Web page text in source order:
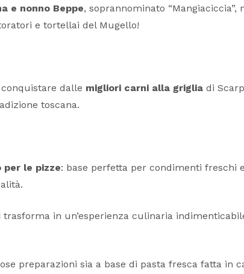
e nonno Beppe, soprannominato “Mangiaciccia”,
e tortellai del Mugello!
dalle migliori carni alla griglia di
toscana.
per le pizze: base perfetta per condimenti freschi
in un’esperienza culinaria
preparazioni sia a base di pasta fresca fatta in